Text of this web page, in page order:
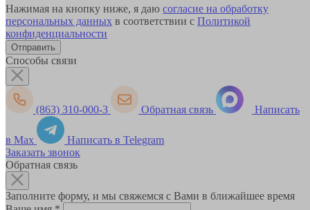
Нажимая на кнопку ниже, я даю согласие на обработку
персональных данных в соответствии с Политикой
конфиденциальности
Способы связи
(863) 310-000-3 Обратная связь Написать
в Max
Написать в Telegram
Заказать звонок
Обратная связь
Заполните форму, и мы свяжемся с Вами в ближайшее время